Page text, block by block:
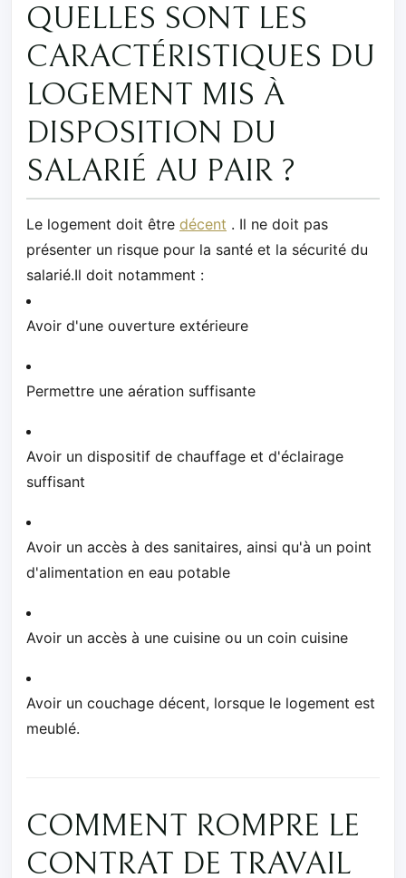
QUELLES SONT LES
CARACTÉRISTIQUES DU
LOGEMENT MIS À
DISPOSITION DU
SALARIÉ AU PAIR ?
Le logement doit être décent . Il ne doit pas
présenter un risque pour la santé et la sécurité du
salarié.Il doit notamment :
Avoir d'une ouverture extérieure
Permettre une aération suffisante
Avoir un dispositif de chauffage et d'éclairage
suffisant
Avoir un accès à des sanitaires, ainsi qu'à un point
d'alimentation en eau potable
Avoir un accès à une cuisine ou un coin cuisine
Avoir un couchage décent, lorsque le logement est
meublé.
COMMENT ROMPRE LE
CONTRAT DE TRAVAIL